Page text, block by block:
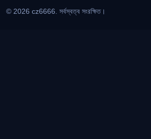
© 2026 cz6666. সর্বস্বত্ব সংরক্ষিত।